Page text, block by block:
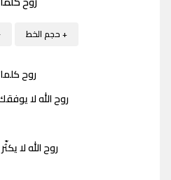
+ حجم الخط
روح
روح الله لا
روح الله لا